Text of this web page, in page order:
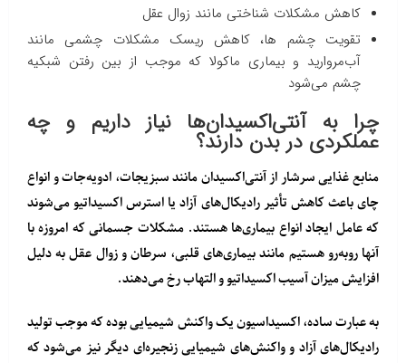
کاهش مشکلات شناختی مانند زوال عقل
تقویت چشم ها، کاهش ریسک مشکلات چشمی مانند
آب‌مروارید و بیماری ماکولا که موجب از بین رفتن شبکیه
چشم می‌شود
چرا به آنتی‌اکسیدان‌ها نیاز داریم و چه
عملکردی در بدن دارند؟
منابع غذایی سرشار از آنتی‌اکسیدان مانند سبزیجات، ادویه‌جات و انواع
چای باعث کاهش تأثیر رادیکال‌های آزاد یا استرس اکسیداتیو می‌شوند
که عامل ایجاد انواع بیماری‌ها هستند. مشکلات جسمانی که امروزه با
آنها روبه‌رو هستیم مانند بیماری‌های قلبی، سرطان و زوال عقل به دلیل
افزایش میزان آسیب اکسیداتیو و التهاب رخ می‌دهند.
به عبارت ساده، اکسیداسیون یک واکنش شیمیایی بوده که موجب تولید
رادیکال‌های آزاد و واکنش‌های شیمیایی زنجیره‌ای دیگر نیز می‌شود که